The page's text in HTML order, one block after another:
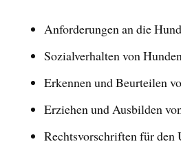
Anforderungen an die
Sozialverhalten von
Erkennen und Beurteilen
Erziehen und Ausbilden
Rechtsvorschriften für den